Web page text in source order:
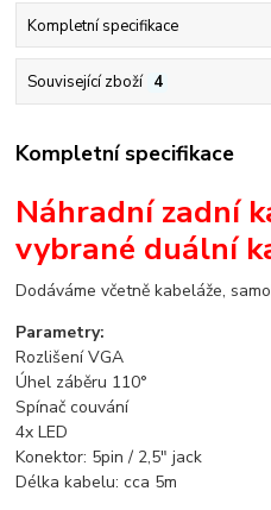
Kompletní specifikace
Související zboží 4
Kompletní specifikace
Náhradní zadní
vybrané duální
Dodáváme včetně kabeláže,
Parametry:
Rozlišení VGA
Úhel záběru 110°
Spínač couvání
4x LED
Konektor: 5pin / 2,5" jack
Délka kabelu: cca 5m